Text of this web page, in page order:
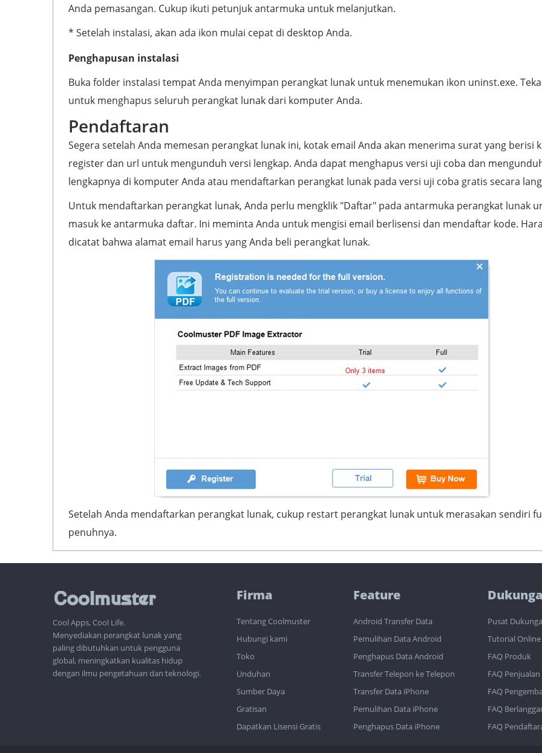
Anda pemasangan. Cukup ikuti petunjuk antarmuka untuk melanjutkan.
* Setelah instalasi, akan ada ikon mulai cepat di desktop Anda.
Penghapusan instalasi
Buka folder instalasi tempat Anda menyimpan perangkat lunak untuk menemukan ikon uninst.exe.
untuk menghapus seluruh perangkat lunak dari komputer Anda.
Pendaftaran
Segera setelah Anda memesan perangkat lunak ini, kotak email Anda akan menerima surat yang berisi
register dan url untuk mengunduh versi lengkap. Anda dapat menghapus versi uji coba dan
lengkapnya di komputer Anda atau mendaftarkan perangkat lunak pada versi uji coba gratis secara
Untuk mendaftarkan perangkat lunak, Anda perlu mengklik "Daftar" pada antarmuka perangkat lunak
masuk ke antarmuka daftar. Ini meminta Anda untuk mengisi email berlisensi dan mendaftar kode.
dicatat bahwa alamat email harus yang Anda beli perangkat lunak.
Setelah Anda mendaftarkan perangkat lunak, cukup restart perangkat lunak untuk merasakan sendiri
penuhnya.
Cool Apps, Cool Life.
Menyediakan perangkat lunak yang
paling dibutuhkan untuk pengguna
global, meningkatkan kualitas hidup
dengan ilmu pengetahuan dan teknologi.
Firma
Tentang Coolmuster
Hubungi kami
Toko
Unduhan
Sumber Daya
Gratisan
Dapatkan Lisensi Gratis
Feature
Android Transfer Data
Pemulihan Data Android
Penghapus Data Android
Transfer Telepon ke Telepon
Transfer Data iPhone
Pemulihan Data iPhone
Penghapus Data iPhone
Pusat
Tutorial Online
FAQ Produk
FAQ Penjualan
FAQ
FAQ
FAQ